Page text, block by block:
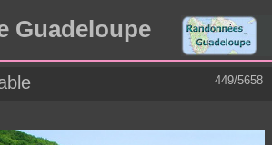
Guadeloupe
449/5658